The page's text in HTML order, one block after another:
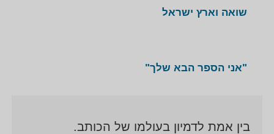
עולים, לפגישות עם בני דור ראשון ודור השני.
שואה וארץ ישראל
"אני הספר הבא שלך"
בין אמת לדמיון בעולמו של הכותב.